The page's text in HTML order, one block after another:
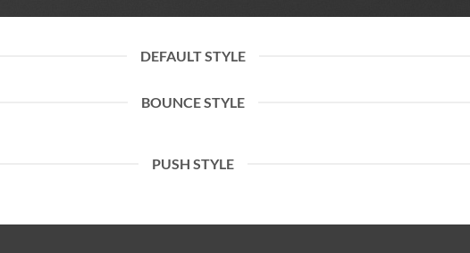
DEFAULT STYLE
BOUNCE STYLE
PUSH STYLE